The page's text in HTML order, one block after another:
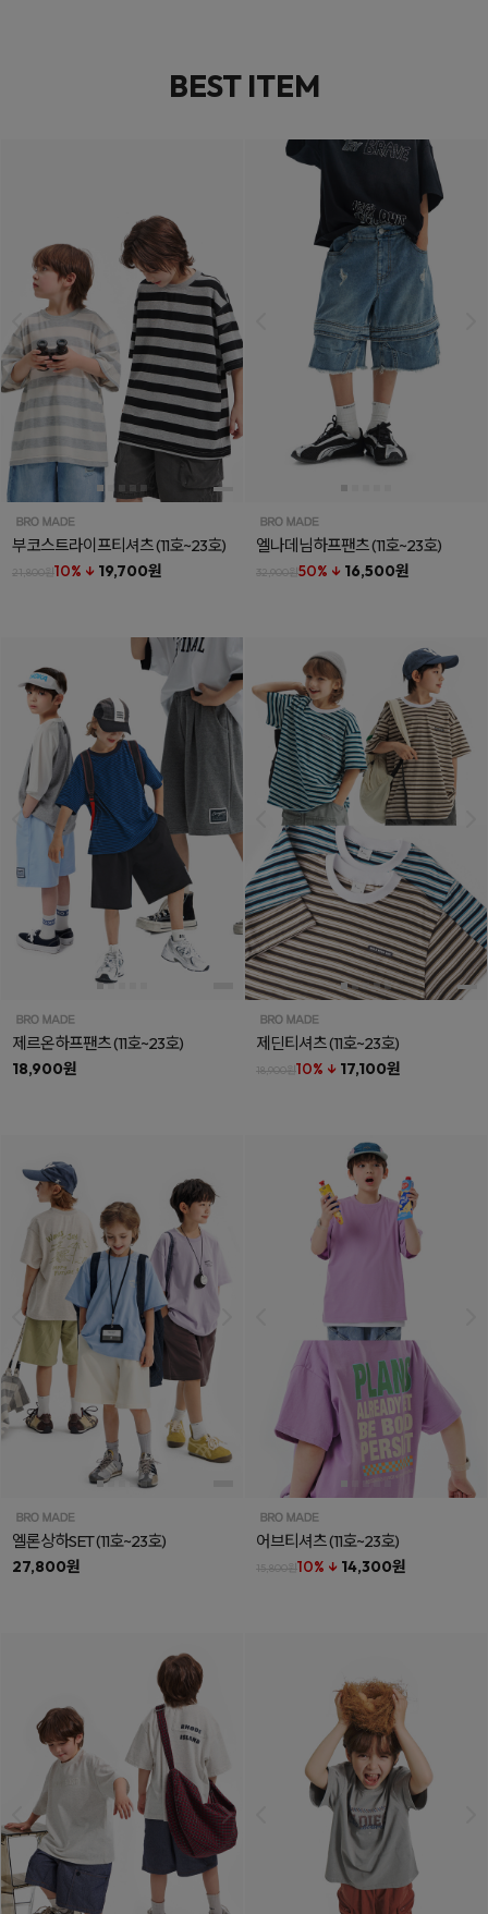
BEST ITEM
부코스트라이프티셔츠(11호~23호)
21,800원10% ↓ 19,700원
엘나데님하프팬츠(11호~23호)
32,900원50% ↓ 16,500원
제르온하프팬츠(11호~23호)
18,900원
제딘티셔츠(11호~23호)
18,900원10% ↓ 17,100원
엘론상하SET(11호~23호)
27,800원
어브티셔츠(11호~23호)
15,800원10% ↓ 14,300원